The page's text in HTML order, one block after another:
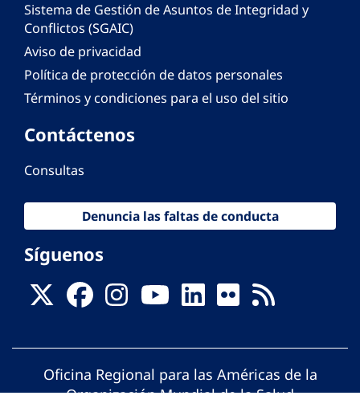
Sistema de Gestión de Asuntos de Integridad y
Conflictos (SGAIC)
Aviso de privacidad
Política de protección de datos personales
Términos y condiciones para el uso del sitio
Contáctenos
Consultas
Denuncia las faltas de conducta
Síguenos
Oficina Regional para las Américas de la
Organización Mundial de la Salud